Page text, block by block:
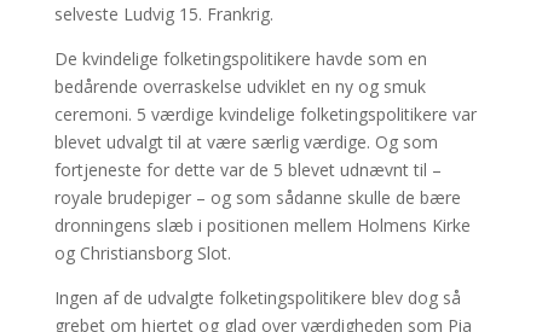
selveste Ludvig 15. Frankrig.
De kvindelige folketingspolitikere havde som en
bedårende overraskelse udviklet en ny og smuk
ceremoni. 5 værdige kvindelige folketingspolitikere var
blevet udvalgt til at være særlig værdige. Og som
fortjeneste for dette var de 5 blevet udnævnt til –
royale brudepiger – og som sådanne skulle de bære
dronningens slæb i positionen mellem Holmens Kirke
og Christiansborg Slot.
Ingen af de udvalgte folketingspolitikere blev dog så
grebet om hjertet og glad over værdigheden som Pia